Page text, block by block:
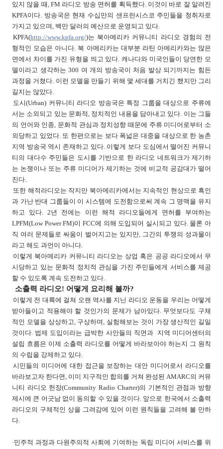
있지 않을 때, FM 라디오 방송 면허를 획득했다. 이것이 바로 잘 알려진
KPFA이다. 방송국은 현재 수십만의 샌프란시스코 주민들을 청취자로
가지고 있으며, 백만 달러의 예산으로 운영되고 있다.
KPFA(http://www.kpfa.org/)는 북아메리카 커뮤니티 라디오 경험의 전
형적인 모습은 아니다. 북 아메리카는 대부분 라틴 아메리카와는 많은
면에서 차이를 가진 유형을 띄고 있다. 캐나다와 미국인들이 당연한 모
델이라고 생각하는 300 여 개의 방송국이 처음 발상 되기까지는 힘든
과정을 거쳤다. 이런 모델을 만들기 위해 몇 세대를 거치긴 했지만 그리
길지는 않았다.
도시(Urban) 커뮤니티 라디오 방송국은 특정 그룹을 대상으로 주류에
서는 소외되고 있는 문화적, 정치적인 내용을 담아내고 있다. 이는 그들
의 언어와 인종, 문화적 관심과 정치성향 때문에 주류 미디어로부터 소
외당하고 있었다. 또 한편으로는 보다 폭넓은 대중을 대상으로 한 농촌
지역 방송국 역시 존재하고 있다. 이렇게 보다 도심에서 떨어진 커뮤니
티의 대다수 주민들은 도시를 기반으로 한 라디오 네트워크가 제기하
는 논쟁이나 또는 주류 미디어가 제기하는 것에 비교적 공감대가 떨어
진다.
또한 해적라디오는 작지만 북아메리카에서는 지속적인 현상으로 흑인
과 가난 반대 그룹들이 이 시스템에 도전함으로써 계속 그 명맥을 유지
하고 있다. 2년 전에는 이런 해적 라디오들에게 면허를 부여하는
LPFM(Low Power FM)이 FCC에 의해 도입되어 실시되고 있다. 물론 아
직 여러 문제들로 싸움이 벌어지고는 있지만, 그간의 투쟁의 성과물이
라고 해도 과언이 아니다.
이렇게 북아메리카 커뮤니티 라디오는 상업 혹은 공공 라디오에서 무
시당하고 있는 문화적 정치적 관심을 가진 주민들에게 서비스를 제공
할 수 있도록 계속 도전하고 있다.
소출력 라디오! 어떻게 요리해 볼까?
이렇게 전 대륙에 걸쳐 오랜 역사를 지닌 라디오 운동을 우리는 어떻게
받아들이고 적용해야 할 것인가의 문제가 남아있다. 무엇보다도 구체
적인 모델을 상상하고, 구상하며, 실험해보는 것이 가장 생산적인 길일
것이다. 법제 도입이라는 급박한 사안들의 직면과 지역 미디어센터의
설립 흐름은 이제 소출력 라디오를 어떻게 바라보아야 하는지 그 원칙
의 수립을 강제하고 있다.
시민들의 미디어에 대한 접근을 보장하는 대안 미디어로서 라디오를
바라보고자 한다면, 이미 지구적인 합의를 거쳐 완성된 AMARC의 커뮤
니티 라디오 헌장(Community Radio Charter)의 기본적인 관점과 방향
제시에 큰 어긋남 없이 동의할 수 있을 것이다. 앞으로 한국에서 소출력
라디오의 구체적인 상을 그려감에 있어 이런 원칙들을 고려해 볼 만하
다.
·민주적 과정과 다원주의적 사회에 기여하는 독립 미디어 서비스를 위